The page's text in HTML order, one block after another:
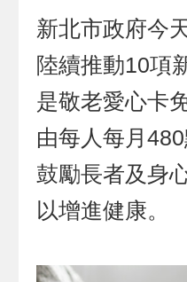
新北市政府今
陸續推動10項
是敬老愛心卡
由每人每月
鼓勵長者及身
以增進健康。